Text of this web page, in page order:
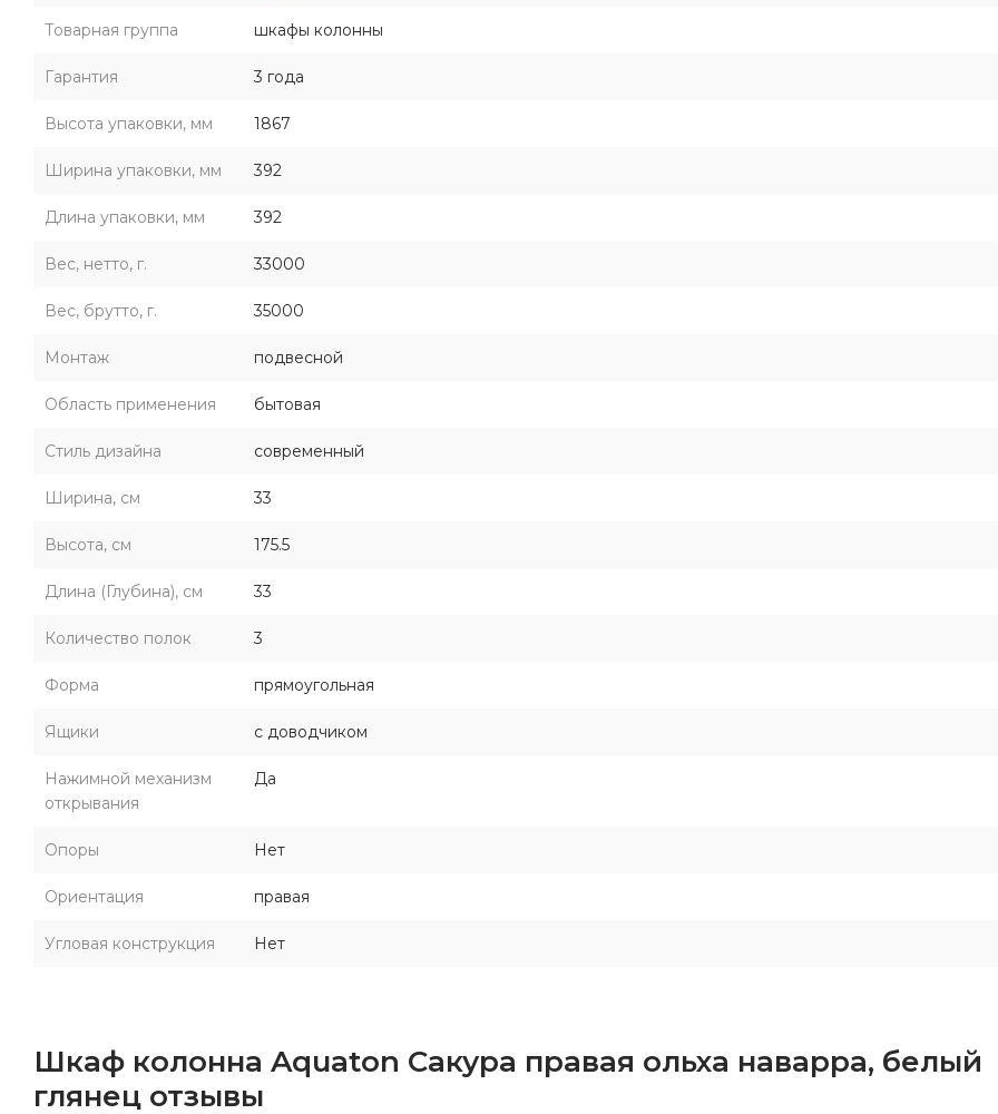
Товарная группа шкафы колонны
Гарантия 3 года
Высота упаковки, мм 1867
Ширина упаковки, мм 392
Длина упаковки, мм 392
Вес, нетто, г. 33000
Вес, брутто, г. 35000
Монтаж подвесной
Область применения бытовая
Стиль дизайна современный
Ширина, см 33
Высота, см 175.5
Длина (Глубина), см 33
Количество полок 3
Форма прямоугольная
Ящики с доводчиком
Нажимной механизм
открывания
Да
Опоры Нет
Ориентация правая
Угловая конструкция Нет
Шкаф колонна Aquaton Сакура правая ольха наварра, белый
глянец отзывы